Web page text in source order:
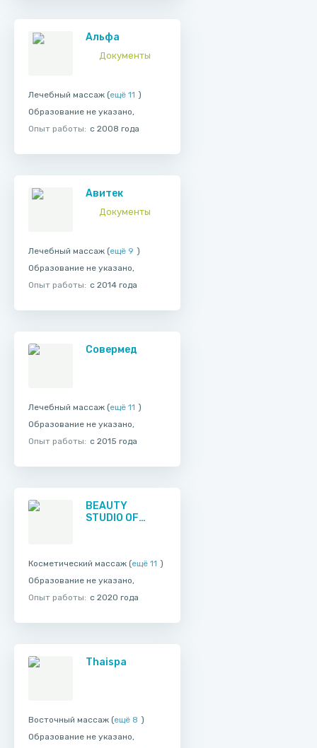
Альфа
Документы
Лечебный массаж (ещё 11 )
Образование не указано,
Опыт работы: с 2008 года
Авитек
Документы
Лечебный массаж (ещё 9 )
Образование не указано,
Опыт работы: с 2014 года
Совермед
Лечебный массаж (ещё 11 )
Образование не указано,
Опыт работы: с 2015 года
BEAUTY
STUDIO OF
Косметический массаж (ещё 11 )
Образование не указано,
Опыт работы: с 2020 года
Thaispa
Восточный массаж (ещё 8 )
Образование не указано,